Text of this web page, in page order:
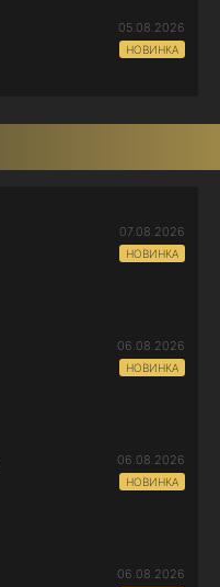
05.08.2026
НОВИНКА
07.08.2026
НОВИНКА
06.08.2026
НОВИНКА
06.08.2026
НОВИНКА
06.08.2026